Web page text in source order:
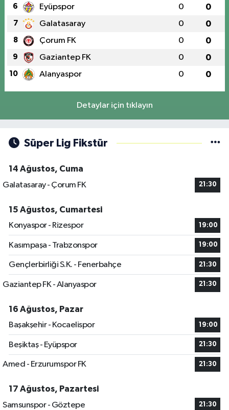
6 Eyüpspor 0 0
7 Galatasaray 0 0
8 Çorum FK 0 0
9 Gaziantep FK 0 0
10 Alanyaspor 0 0
Detaylar için tıklayın
Süper Lig Fikstür
14 Ağustos, Cuma
Galatasaray - Çorum FK
21:30
15 Ağustos, Cumartesi
Konyaspor - Rizespor
19:00
Kasımpaşa - Trabzonspor 19:00
Gençlerbirliği S.K. - Fenerbahçe 21:30
Gaziantep FK - Alanyaspor 21:30
16 Ağustos, Pazar
Başakşehir - Kocaelispor
19:00
Beşiktaş - Eyüpspor 21:30
Amed - Erzurumspor FK 21:30
17 Ağustos, Pazartesi
Samsunspor - Göztepe
21:30